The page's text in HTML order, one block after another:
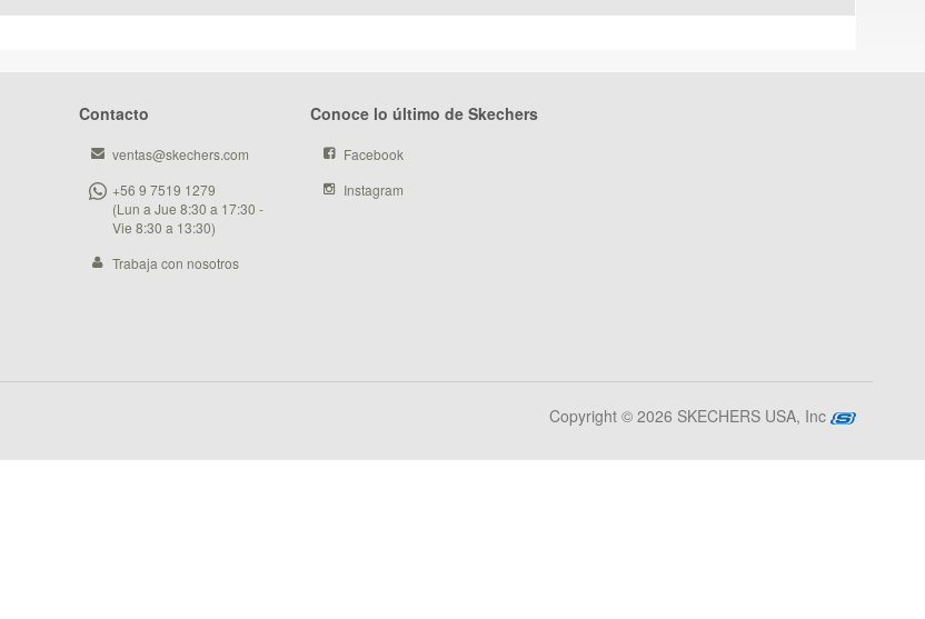
Contacto
ventas@skechers.com
+56 9 7519 1279
(Lun a Jue 8:30 a 17:30 -
Vie 8:30 a 13:30)
Trabaja con nosotros
Conoce lo último de Skechers
Facebook
Instagram
Copyright © 2026 SKECHERS USA, Inc